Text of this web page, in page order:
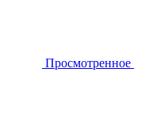
Просмотренное